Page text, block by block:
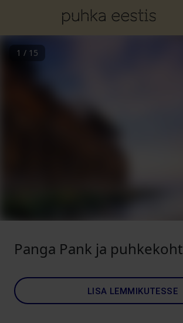
1 / 15
Panga Pank ja puhkekoht
LISA LEMMIKUTESSE